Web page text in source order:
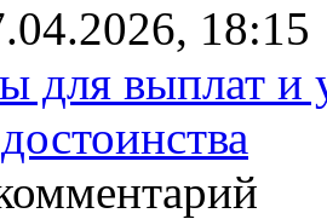
18:15
для выплат и